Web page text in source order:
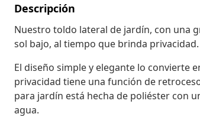
Descripción
Nuestro toldo lateral de jardín, con una
sol bajo, al tiempo que brinda privacidad.
El diseño simple y elegante lo convierte
privacidad tiene una función de
para jardín está hecha de poliéster con
agua.